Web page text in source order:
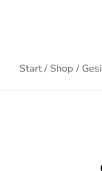
Start/ Shop /